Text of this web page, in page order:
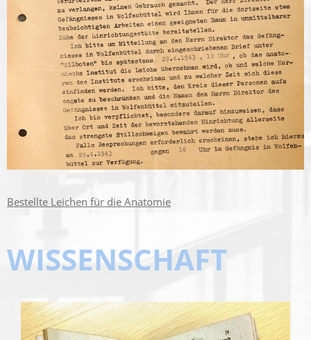
Bestellte Leichen für die Anatomie
WISSENSCHAFT